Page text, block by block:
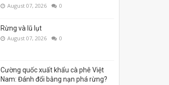
August 07, 2026 0
Rừng và lũ lụt
August 07, 2026 0
Cường quốc xuất khẩu cà phê Việt
Nam: Đánh đổi bằng nạn phá rừng?